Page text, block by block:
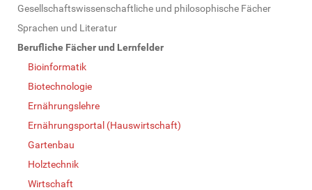
Gesellschaftswissenschaftliche und philosophische Fächer
Sprachen und Literatur
Berufliche Fächer und Lernfelder
Bioinformatik
Biotechnologie
Ernährungslehre
Ernährungsportal (Hauswirtschaft)
Gartenbau
Holztechnik
Wirtschaft